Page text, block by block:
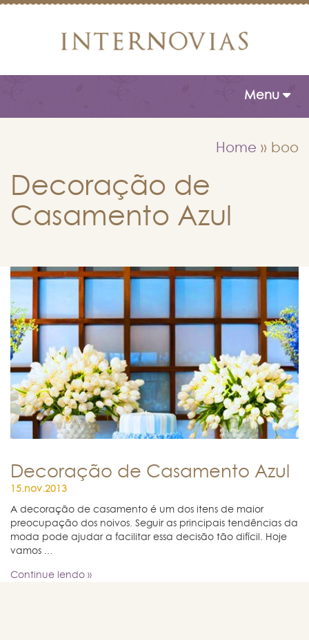
Toggle
Menu
Home » boo
Decoração de
Casamento Azul
Decoração de Casamento Azul
15.nov.2013
A decoração de casamento é um dos itens de maior
preocupação dos noivos. Seguir as principais tendências da
moda pode ajudar a facilitar essa decisão tão difícil. Hoje
vamos ...
Continue lendo »